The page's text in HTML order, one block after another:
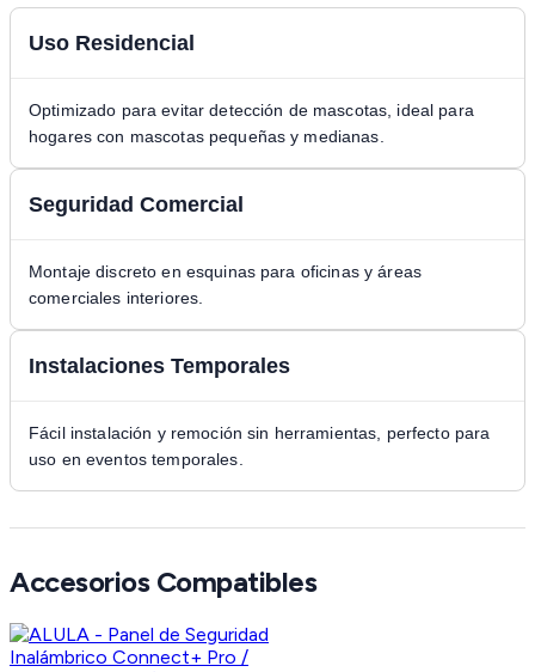
Uso Residencial
Optimizado para evitar detección de mascotas, ideal para
hogares con mascotas pequeñas y medianas.
Seguridad Comercial
Montaje discreto en esquinas para oficinas y áreas
comerciales interiores.
Instalaciones Temporales
Fácil instalación y remoción sin herramientas, perfecto para
uso en eventos temporales.
Accesorios Compatibles